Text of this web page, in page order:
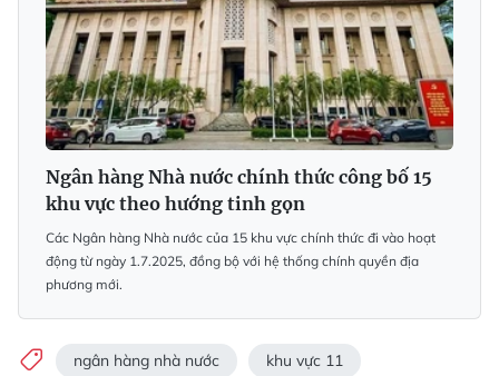
Ngân hàng Nhà nước chính thức công bố 15
khu vực theo hướng tinh gọn
Các Ngân hàng Nhà nước của 15 khu vực chính thức đi vào hoạt
động từ ngày 1.7.2025, đồng bộ với hệ thống chính quyền địa
phương mới.
ngân hàng nhà nước khu vực 11